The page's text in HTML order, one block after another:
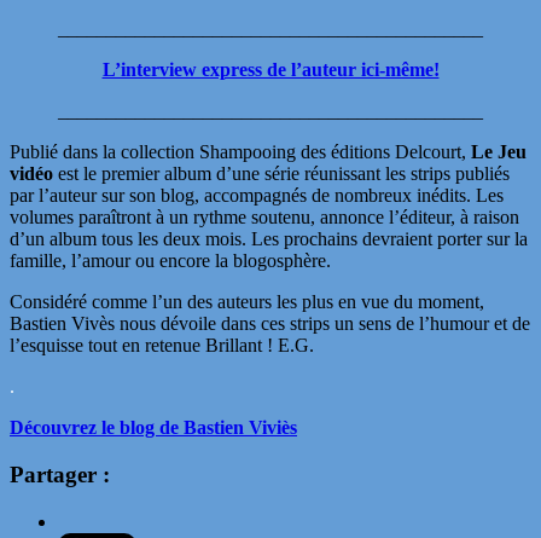
L’interview express de l’auteur ici-même!
Publié dans la collection Shampooing des éditions Delcourt, Le Jeu
vidéo est le premier album d’une série réunissant les strips publiés
par l’auteur sur son blog, accompagnés de nombreux inédits. Les
volumes paraîtront à un rythme soutenu, annonce l’éditeur, à raison
d’un album tous les deux mois. Les prochains devraient porter sur la
famille, l’amour ou encore la blogosphère.
Considéré comme l’un des auteurs les plus en vue du moment,
Bastien Vivès nous dévoile dans ces strips un sens de l’humour et de
l’esquisse tout en retenue Brillant ! E.G.
.
Découvrez le blog de Bastien Viviès
Partager :